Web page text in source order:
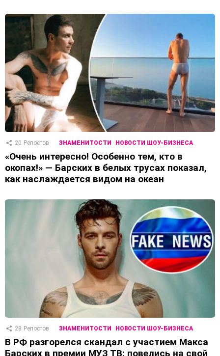
20 Репостов ЗНАМЕНИТОСТИ НОВОСТИ ШОУ-БИЗНЕСА
«Очень интересно! Особенно тем, кто в
окопах!» — Барских в белых трусах показал,
как наслаждается видом на океан
28 Репостов ЗНАМЕНИТОСТИ НОВОСТИ ШОУ-БИЗНЕСА
В РФ разгорелся скандал с участием Макса
Барских в премии МУЗ ТВ: повелись на свой